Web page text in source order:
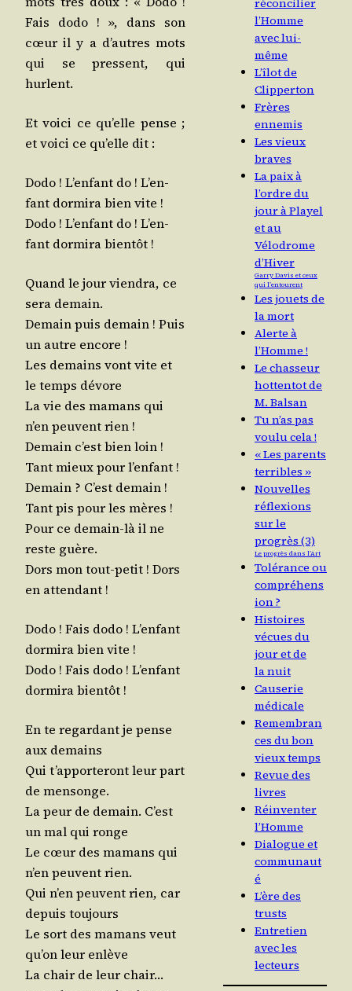
Fais dodo ! », dans son
cœur il y a d’autres mots
qui se pressent, qui
hurlent.
Et voi­ci ce qu’elle pense ;
et voi­ci ce qu’elle dit :
Dodo ! L’en­fant do ! L’en­
fant dor­mi­ra bien vite !
Dodo ! L’en­fant do ! L’en­
fant dor­mi­ra bientôt !
Quand le jour vien­dra, ce
sera demain.
Demain puis demain ! Puis
un autre encore !
Les demains vont vite et
le temps dévore
La vie des mamans qui
n’en peuvent rien !
Demain c’est bien loin !
Tant mieux pour l’enfant !
Demain ? C’est demain !
Tant pis pour les mères !
Pour ce demain-là il ne
reste guère.
Dors mon tout-petit ! Dors
en attendant !
Dodo ! Fais dodo ! L’en­fant
dor­mi­ra bien vite !
Dodo ! Fais dodo ! L’en­fant
dor­mi­ra bientôt !
En te regar­dant je pense
aux demains
Qui t’ap­por­te­ront leur part
de mensonge.
La peur de demain. C’est
un mal qui ronge
Le cœur des mamans qui
n’en peuvent rien.
Qui n’en peuvent rien, car
depuis toujours
Le sort des mamans veut
qu’on leur enlève
La chair de leur chair…
réconcilier
l’Homme
avec lui-
même
L’îlot de
Clipperton
Frères
ennemis
Les vieux
braves
La paix à
l’ordre du
jour à Playel
et au
Vélodrome
d’Hiver
Garry Davis et ceux
qui l’entourent
Les jouets de
la mort
Alerte à
l’Homme !
Le chasseur
hottentot de
M. Balsan
Tu n’as pas
voulu cela !
« Les parents
terribles »
Nouvelles
réflexions
sur le
progrès (3)
Le progrès dans l’Art
Tolérance ou
compréhens
ion ?
Histoires
vécues du
jour et de
la nuit
Causerie
médicale
Remembran
ces du bon
vieux temps
Revue des
livres
Réinventer
l’Homme
Dialogue et
communaut
é
L’ère des
trusts
Entretien
avec les
lecteurs